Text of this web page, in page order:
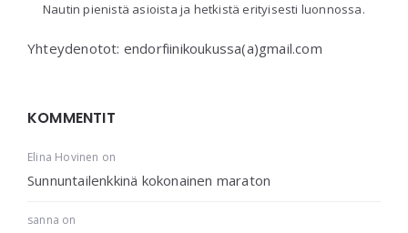
Nautin pienistä asioista ja hetkistä erityisesti luonnossa.
Yhteydenotot: endorfiinikoukussa(a)gmail.com
KOMMENTIT
Elina Hovinen on
Sunnuntailenkkinä kokonainen maraton
sanna on